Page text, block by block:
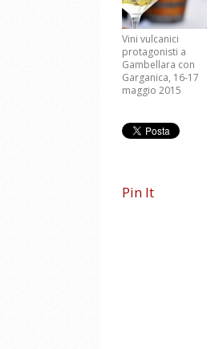
Vini vulcanici
protagonisti a
Gambellara con
Garganica, 16-17
maggio 2015
Pin It